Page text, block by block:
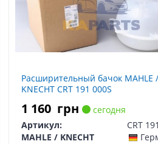
Расширительный бачок MAHLE /
KNECHT CRT 191 000S
1 160 грн
сегодня
Артикул:
CRT
MAHLE / KNECHT